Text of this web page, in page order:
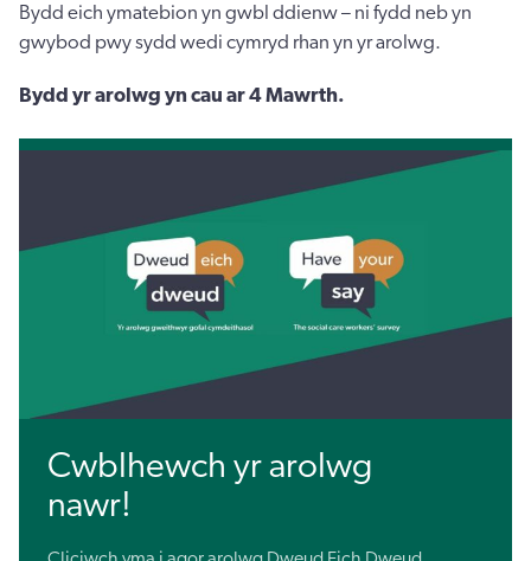
Bydd eich ymatebion yn gwbl ddienw – ni fydd neb yn
gwybod pwy sydd wedi cymryd rhan yn yr arolwg.
Bydd yr arolwg yn cau ar 4 Mawrth.
Cwblhewch yr arolwg
nawr!